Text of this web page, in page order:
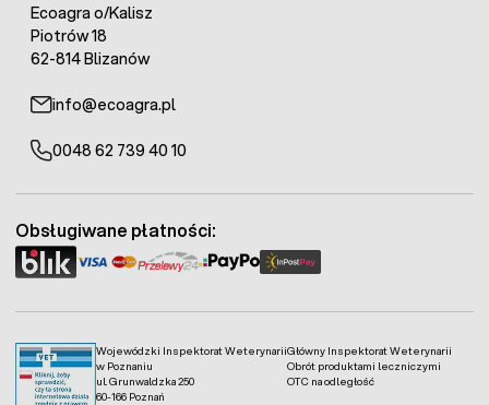
Ecoagra o/Kalisz
Piotrów 18
62-814 Blizanów
info@ecoagra.pl
0048 62 739 40 10
Wojewódzki Inspektorat Weterynarii
w Poznaniu
ul. Grunwaldzka 250
60-166 Poznań
Główny Inspektorat Weterynarii
Obrót produktami leczniczymi
OTC na odległość
Obsługiwane płatności: